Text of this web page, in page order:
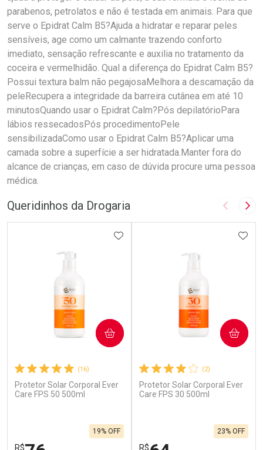
parabenos, petrolatos e não é testada em animais. Para que
serve o Epidrat Calm B5?Ajuda a hidratar e reparar peles
sensíveis, age como um calmante trazendo conforto
imediato, sensação refrescante e auxilia no tratamento da
coceira e vermelhidão. Qual a diferença do Epidrat Calm B5?
Possui textura balm não pegajosaMelhora a descamação da
peleRecupera a integridade da barreira cutânea em até 10
minutosQuando usar o Epidrat Calm?Pós depilatórioPara
lábios ressecadosPós procedimentoPele
sensibilizadaComo usar o Epidrat Calm B5?Aplicar uma
camada sobre a superfície a ser hidratada.Manter fora do
alcance de crianças, em caso de dúvida procure uma pessoa
médica.
Queridinhos da Drogaria Imagem
(16)
Protetor Solar Corporal Ever
Care FPS 50 500ml
R$
19% OFF
ADICIONAR AOS FAVORITOS
COMPRAR
(2)
Protetor Solar Corporal Ever
Care FPS 30 500ml
R$
23% OFF
COMPRAR